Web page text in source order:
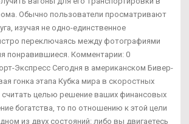
Обычно пользователи просматривают
изучая не одно-единственное
переключаясь между фотографиями
понравившиеся. Комментарии: 0
Экспресс Сегодня в американском Бивер-
гонка этапа Кубка мира в скоростных
считать целью решение ваших финансовых
богатства, то по отношению к этой цели
из двух состояний: либо вы двигаетесь